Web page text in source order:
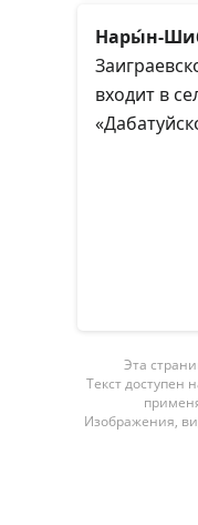
Нары́н-
входит в
Эта
Текст доступен
Изображения,